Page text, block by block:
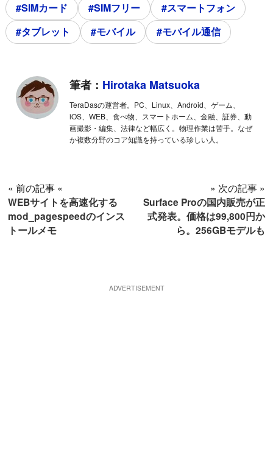
#SIMカード
#SIMフリー
#スマートフォン
#タブレット
#モバイル #モバイル通信
筆者： Hirotaka Matsuoka
TeraDasの運営者。PC、Linux、Android、ゲーム、
iOS、WEB、食べ物、スマートホーム、金融、証券、動
画撮影・編集、法律など幅広く。物理作業は苦手。なぜ
か複数分野のコア知識を持っている珍しい人。
« 前の記事 «
WEBサイトを高速化する
mod_pagespeedのインス
トールメモ
» 次の記事 »
Surface Proの国内販売が正
式発表。価格は99,800円か
ら。256GBモデルも